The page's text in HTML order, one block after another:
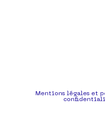
Mentions légales et